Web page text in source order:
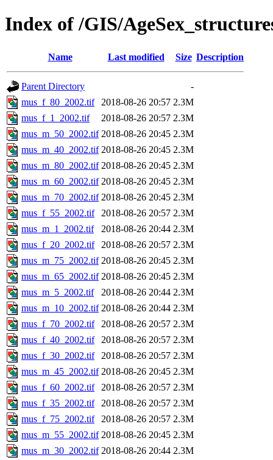
Index of /GIS/
Name Last modified Size Description
Parent Directory
-
mus_f_80_2002.tif
2018-08-26 20:57 2.3M
mus_f_1_2002.tif
2018-08-26 20:57 2.3M
mus_m_50_2002.tif 2018-08-26 20:45 2.3M
mus_m_40_2002.tif 2018-08-26 20:45 2.3M
mus_m_80_2002.tif 2018-08-26 20:45 2.3M
mus_m_60_2002.tif 2018-08-26 20:45 2.3M
mus_m_70_2002.tif 2018-08-26 20:45 2.3M
mus_f_55_2002.tif
2018-08-26 20:57 2.3M
mus_m_1_2002.tif
2018-08-26 20:44 2.3M
mus_f_20_2002.tif
2018-08-26 20:57 2.3M
mus_m_75_2002.tif 2018-08-26 20:45 2.3M
mus_m_65_2002.tif 2018-08-26 20:45 2.3M
mus_m_5_2002.tif
2018-08-26 20:44 2.3M
mus_m_10_2002.tif 2018-08-26 20:44 2.3M
mus_f_70_2002.tif
2018-08-26 20:57 2.3M
mus_f_40_2002.tif
2018-08-26 20:57 2.3M
mus_f_30_2002.tif
2018-08-26 20:57 2.3M
mus_m_45_2002.tif 2018-08-26 20:45 2.3M
mus_f_60_2002.tif
2018-08-26 20:57 2.3M
mus_f_35_2002.tif
2018-08-26 20:57 2.3M
mus_f_75_2002.tif
2018-08-26 20:57 2.3M
mus_m_55_2002.tif 2018-08-26 20:45 2.3M
mus_m_30_2002.tif 2018-08-26 20:44 2.3M